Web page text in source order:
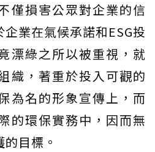
僅損害公眾對企業的信
業在氣候承諾和ESG投
漂綠之所以被重視，就
織，著重於投入可觀的
為名的形象宣傳上，而
的環保實務中，因而無
目標。